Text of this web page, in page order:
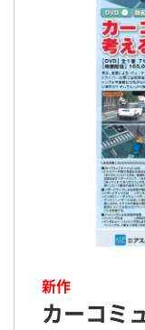
新作
カーコミ